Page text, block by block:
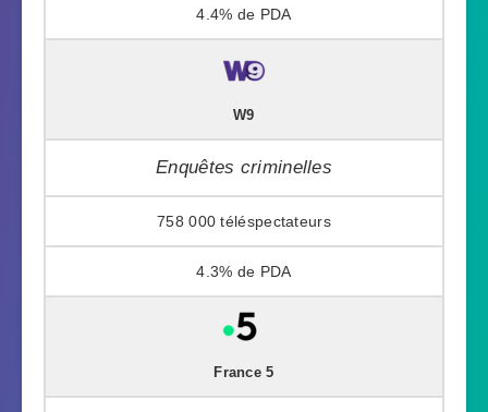
4.4%
W9
Enquêtes criminelles
758 000
4.3%
France 5